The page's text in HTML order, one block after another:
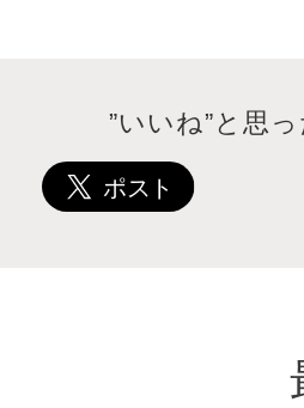
”いいね”と思